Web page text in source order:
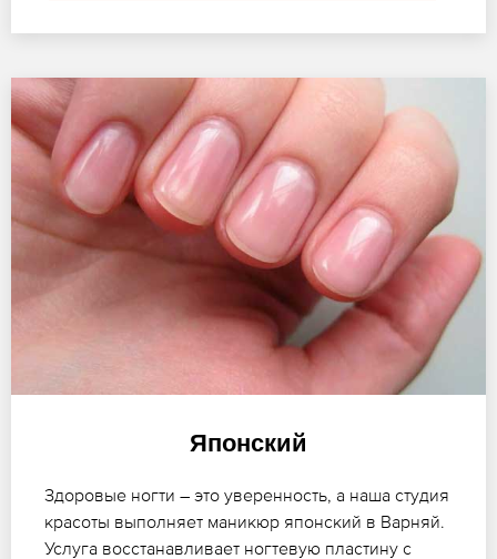
Японский
Здоровые ногти – это уверенность, а наша студия
красоты выполняет маникюр японский в Варняй.
Услуга восстанавливает ногтевую пластину с